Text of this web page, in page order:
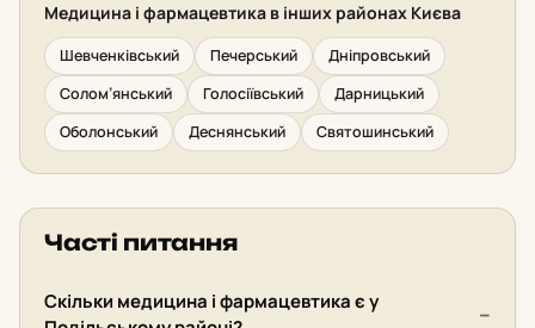
Медицина і фармацевтика в інших районах Києва
Шевченківський Печерський
Дніпровський
Солом’янський
Голосіївський
Дарницький
Оболонський
Деснянський Святошинський
Часті питання
Скільки медицина і фармацевтика є у